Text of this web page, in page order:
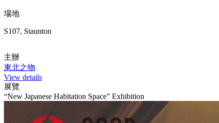
場地
S107, Staunton
主辦
東北之物
View details
展覽
“New Japanese Habitation Space” Exhibition